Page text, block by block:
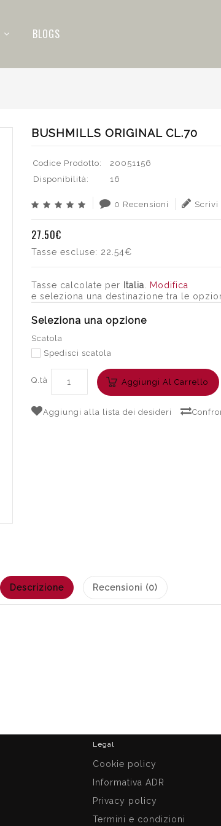
BLOGS
BUSHMILLS ORIGINAL CL.70
Codice Prodotto:
20051156
Disponibilità:
16
0 Recensioni Scrivi
27.50€
Tasse escluse: 22.54€
Tasse calcolate per Italia
Modifica
e seleziona una destinazione tra le
Seleziona una opzione
Scatola
Spedisci scatola
Q.tà Aggiungi Al Carrello
Aggiungi alla lista dei desideri
Descrizione Recensioni (0)
Legal
Cookie policy
Informativa ADR
Privacy policy
Termini e condizioni